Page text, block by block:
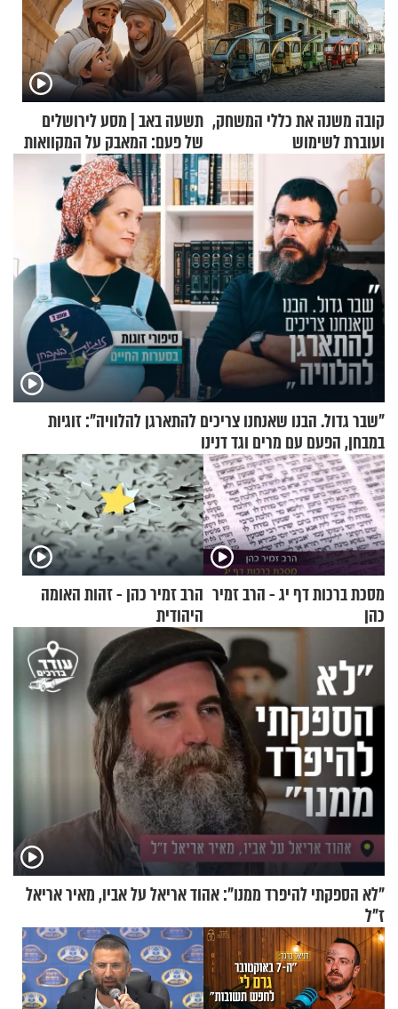
קובה משנה את כללי המשחק,
ועוברת לשימוש
בתלת־אופנועים סולאריים
תשעה באב | מסע לירושלים
של פעם: המאבק על המקוואות
"שבר גדול. הבנו שאנחנו צריכים להתארגן להלוויה": זוגיות
במבחן, הפעם עם מרים וגד דנינו
מסכת ברכות דף יג - הרב זמיר
כהן
הרב זמיר כהן - זהות האומה
היהודית
"לא הספקתי להיפרד ממנו": אהוד אריאל על אביו, מאיר אריאל
ז"ל